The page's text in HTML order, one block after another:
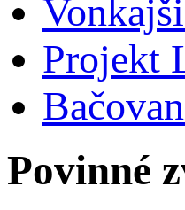
Projekt
Povinné